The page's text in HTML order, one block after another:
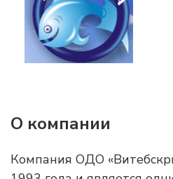
О компании
Компания ОДО